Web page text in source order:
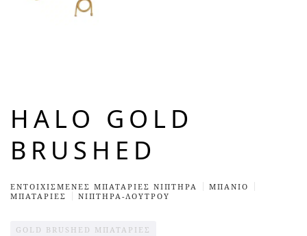
HALO GOLD
BRUSHED
ΕΝΤΟΙΧΙΣΜΈΝΕΣ ΜΠΑΤΑΡΊΕΣ ΝΙΠΤΉΡΑ
ΜΠΆΝΙΟ
ΜΠΑΤΑΡΙΕΣ
ΝΙΠΤΗΡΑ-ΛΟΥΤΡΟΥ
GOLD BRUSHED ΜΠΑΤΑΡΊΕΣ